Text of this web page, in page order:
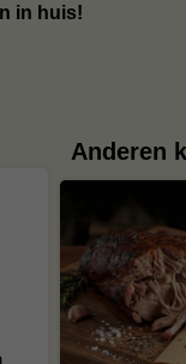
in huis!
Anderen